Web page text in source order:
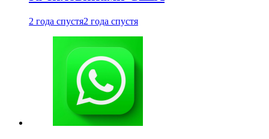
2 года спустя2 года спустя